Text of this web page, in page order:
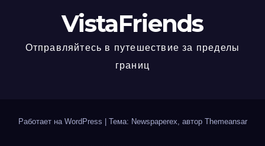
VistaFriends
Отправляйтесь в путешествие за пределы
границ
Работает на WordPress Тема: Newspaperex, автор Themeansar